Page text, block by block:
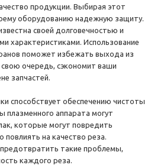
продукции. Выбирая этот
оборудованию надежную защиту.
своей долговечностью и
характеристиками. Использование
поможет избежать выхода из
очередь, сэкономит ваши
запчастей.
способствует обеспечению чистоты
плазменного аппарата могут
которые могут повредить
повлиять на качество реза.
такие проблемы,
каждого реза.